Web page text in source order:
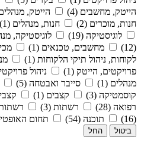
הייטק, מחשבים (4)
הייטק, מנהלים
חנות, מוכרים (2)
חנות, מנהלים (1)
לוגיסטיקה (19)
לוגיסטיקה,
(12)
מחשבים, טכנאים (1)
לקוחות, ניהול תיקי הלקוחות (1)
פרויקטים, הייטק (1)
ניהול
מנהלים (1)
סייבר ואבטחה (5)
קוסמטיקה (3)
קצבים (1)
רפואה (28)
רשתות (3)
(16)
תוכנה (54) תחום
ביטול החל